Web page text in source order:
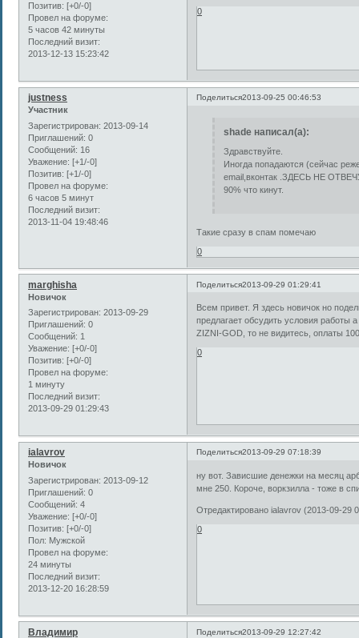
Позитив: [+0/-0]
Провел на форуме:
5 часов 42 минуты
Последний визит:
2013-12-13 15:23:42
0
Поделиться2013-09-25 00:46:53
justness
Участник
Зарегистрирован: 2013-09-14
Приглашений: 0
Сообщений: 16
Уважение: [+1/-0]
Позитив: [+1/-0]
Провел на форуме:
6 часов 5 минут
Последний визит:
2013-11-04 19:48:46
shade написал(а):
Здравствуйте.
Иногда попадаются (сейчас
email,вконтак .ЗДЕСЬ НЕ
90% что кинут.
Такие сразу в спам помечаю
0
Поделиться2013-09-29 01:29:41
marghisha
Новичок
Зарегистрирован: 2013-09-29
Приглашений: 0
Сообщений: 1
Уважение: [+0/-0]
Позитив: [+0/-0]
Провел на форуме:
1 минуту
Последний визит:
2013-09-29 01:29:43
Всем привет. Я здесь новичок но
предлагает обсудить условия работы
ZIZNI-GOD, то не видитесь, оплаты
0
Поделиться2013-09-29 07:18:39
ialavrov
Новичок
Зарегистрирован: 2013-09-12
Приглашений: 0
Сообщений: 4
Уважение: [+0/-0]
Позитив: [+0/-0]
Пол: Мужской
Провел на форуме:
24 минуты
Последний визит:
2013-12-20 16:28:59
ну вот. Зависшие денежки на месяц
мне 250. Короче, воркзилла - тоже в
Отредактировано ialavrov (2013-09-29
0
Поделиться2013-09-29 12:27:42
Владимир